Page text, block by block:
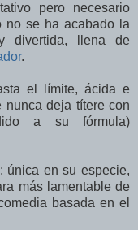
pero necesario
no se ha acabado la
divertida, llena de
.
el límite, ácida e
nunca deja títere con
a su fórmula)
: única en su especie,
más lamentable de
basada en el